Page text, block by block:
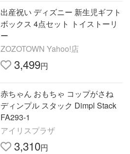
出産祝い ディズニー 新生児ギフト
ボックス 4点セット トイストーリ
ー
ZOZOTOWN Yahoo!店
3,499円
赤ちゃん おもちゃ コップがさね
ディンプル スタック Dimpl Stack
FA293-1
アイリスプラザ
3,310円